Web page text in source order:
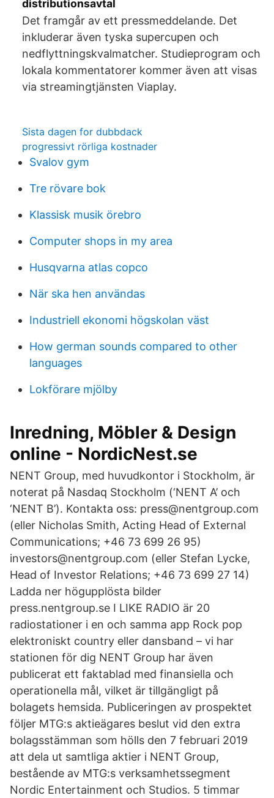
distributionsavtal
Det framgår av ett pressmeddelande. Det
inkluderar även tyska supercupen och
nedflyttningskvalmatcher. Studieprogram och
lokala kommentatorer kommer även att visas
via streamingtjänsten Viaplay.
Sista dagen for dubbdack
progressivt rörliga kostnader
Svalov gym
Tre rövare bok
Klassisk musik örebro
Computer shops in my area
Husqvarna atlas copco
När ska hen användas
Industriell ekonomi högskolan väst
How german sounds compared to other
languages
Lokförare mjölby
Inredning, Möbler & Design
online - NordicNest.se
NENT Group, med huvudkontor i Stockholm, är
noterat på Nasdaq Stockholm (‘NENT A’ och
‘NENT B’). Kontakta oss: press@nentgroup.com
(eller Nicholas Smith, Acting Head of External
Communications; +46 73 699 26 95)
investors@nentgroup.com (eller Stefan Lycke,
Head of Investor Relations; +46 73 699 27 14)
Ladda ner högupplösta bilder
press.nentgroup.se I LIKE RADIO är 20
radiostationer i en och samma app Rock pop
elektroniskt country eller dansband – vi har
stationen för dig NENT Group har även
publicerat ett faktablad med finansiella och
operationella mål, vilket är tillgängligt på
bolagets hemsida. Publiceringen av prospektet
följer MTG:s aktieägares beslut vid den extra
bolagsstämman som hölls den 7 februari 2019
att dela ut samtliga aktier i NENT Group,
bestående av MTG:s verksamhetssegment
Nordic Entertainment och Studios. 5 timmar